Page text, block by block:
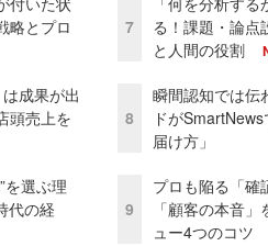
略とプロ
成果が出
頭売上を
を選ぶ理
代の経
7
る！課題・論点
と人間の役割
8
瞬間認知では伝
ドが
届け方」
9
プロも陥る「確
「顧客の本音
ュー4つのコツ